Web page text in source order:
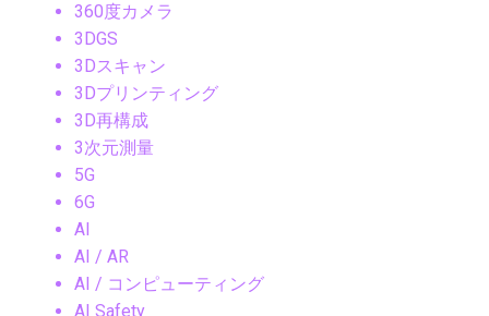
360度カメラ
3DGS
3Dスキャン
3Dプリンティング
3D再構成
3次元測量
5G
6G
AI
AI / AR
AI / コンピューティング
AI Safety